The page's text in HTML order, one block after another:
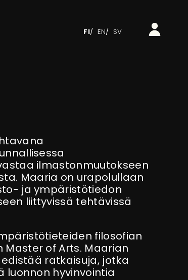
FI EN SV
Kirjaudu
ilmastonmuutokseen
Maaria on urapolullaan
ja ympäristötiedon
liittyvissä tehtävissä
filosofian
of Arts. Maarian
ratkaisuja, jotka
hyvinvointia